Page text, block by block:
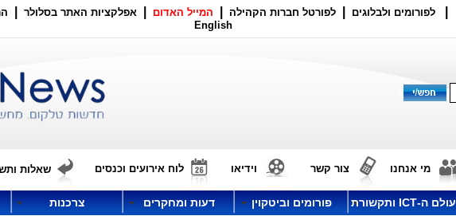
לפורומים ולבלוגים לפורטל חברות הקהילה המייל האדום אפלקציות האתר בסלולר
English
מי אנחנו צור קשר וידיאו לוח אירועים וכנסים שאלות
עולם ה-ICT ותקשורת פורומים וביטקוין דעות ומחקרים צרכנות